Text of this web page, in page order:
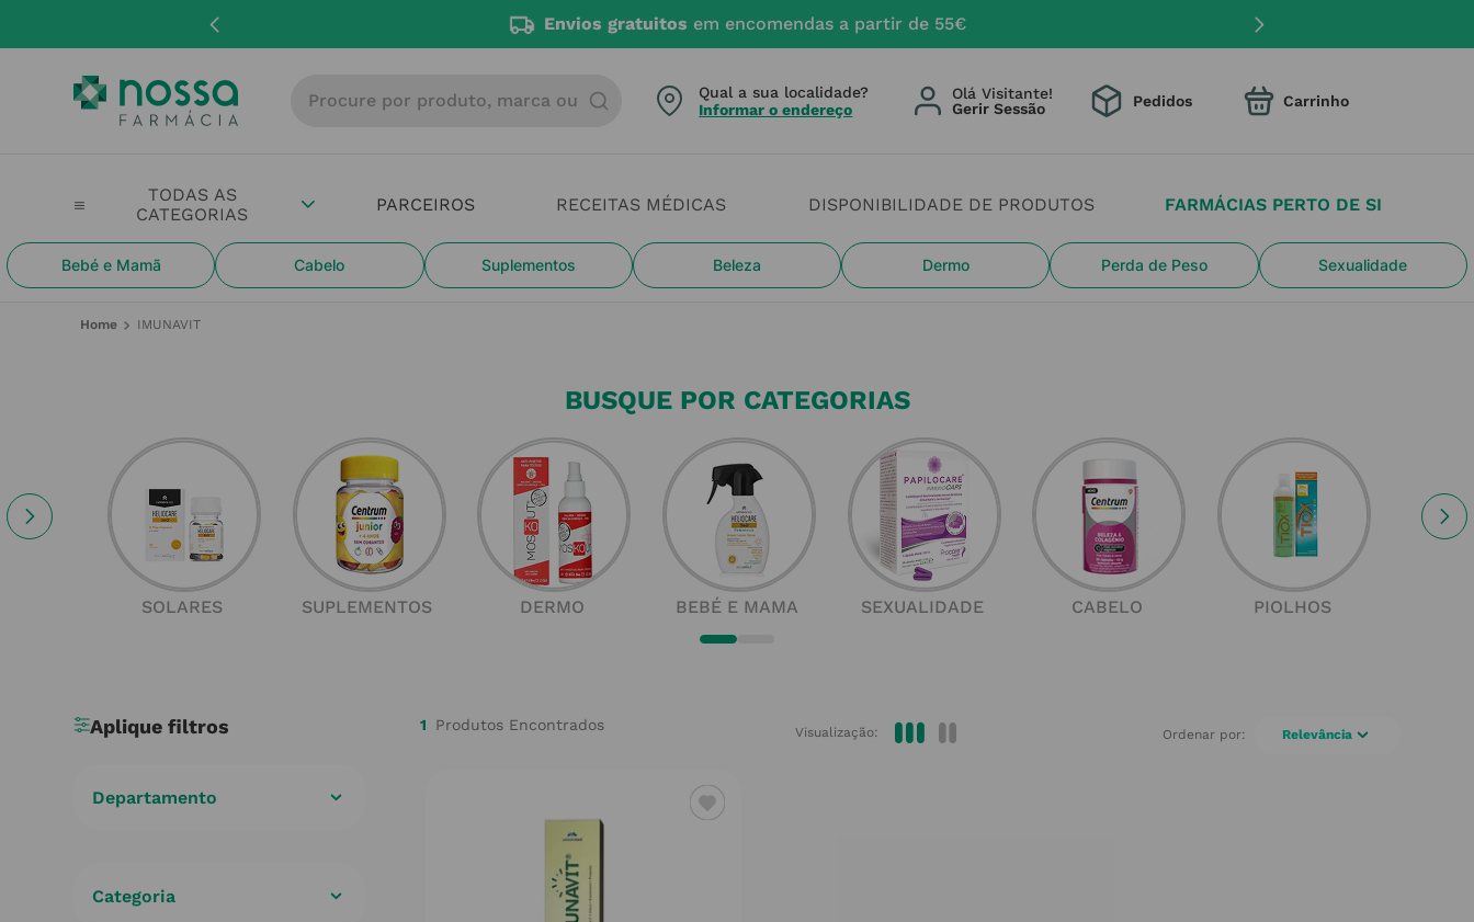
Envios gratuitos em encomendas a partir de 55€
PARCEIROS RECEITAS MÉDICAS DISPONIBILIDADE DE PRODUTOS FARMÁCIAS PERTO DE SI
Bebé e Mamã Cabelo Suplementos Beleza Dermo Perda de Peso Sexualidade
Qual a sua localidade?
Informar o endereço
Olá Visitante! Pedidos
IMUNAVIT
BUSQUE POR CATEGORIAS
SOLARES SUPLEMENTOS DERMO BEBÉ E MAMA SEXUALIDADE CABELO PIOLHOS
Departamento
Categoria
1 Visualização: Relevância